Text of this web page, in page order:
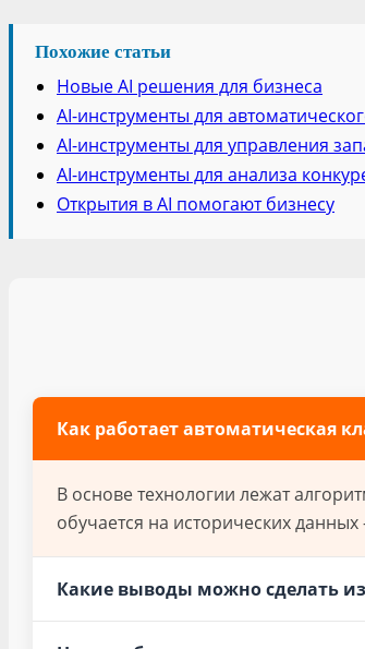
Похожие статьи
Новые AI решения для бизнеса
AI-инструменты для
AI-инструменты для управления
AI-инструменты для анализа
Открытия в AI помогают бизнесу
Как работает автоматическая
В основе технологии лежат
обучается на исторических
Какие выводы можно сделать